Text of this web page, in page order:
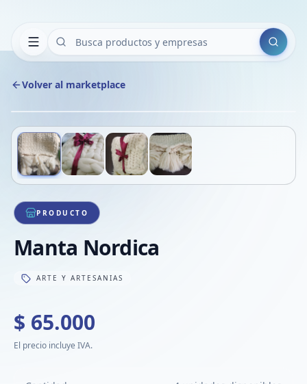
Buscar
Volver al marketplace
1/4
PRODUCTO
Manta Nordica
ARTE Y ARTESANIAS
$ 65.000
El precio incluye IVA.